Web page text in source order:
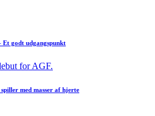
Et godt udgangspunkt
med masser af hjerte